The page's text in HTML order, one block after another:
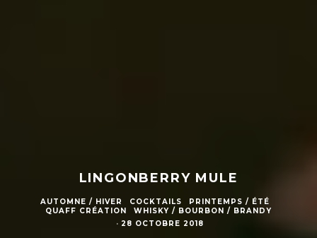
LINGONBERRY MULE
AUTOMNE / HIVER COCKTAILS
PRINTEMPS / ÉTÉ
QUAFF CRÉATION
WHISKY / BOURBON / BRANDY
· 28 OCTOBRE 2018